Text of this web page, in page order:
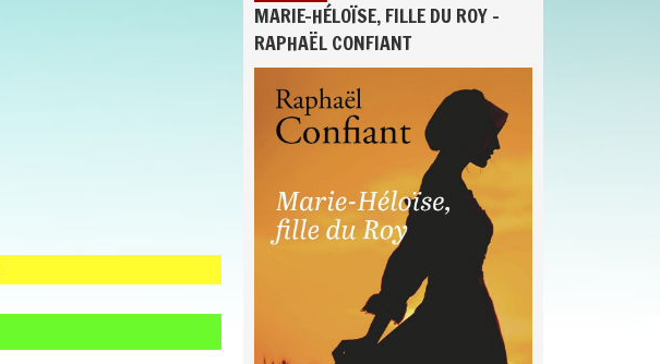
MARIE-HÉLOÏSE, FILLE DU ROY -
RAPHAËL CONFIANT